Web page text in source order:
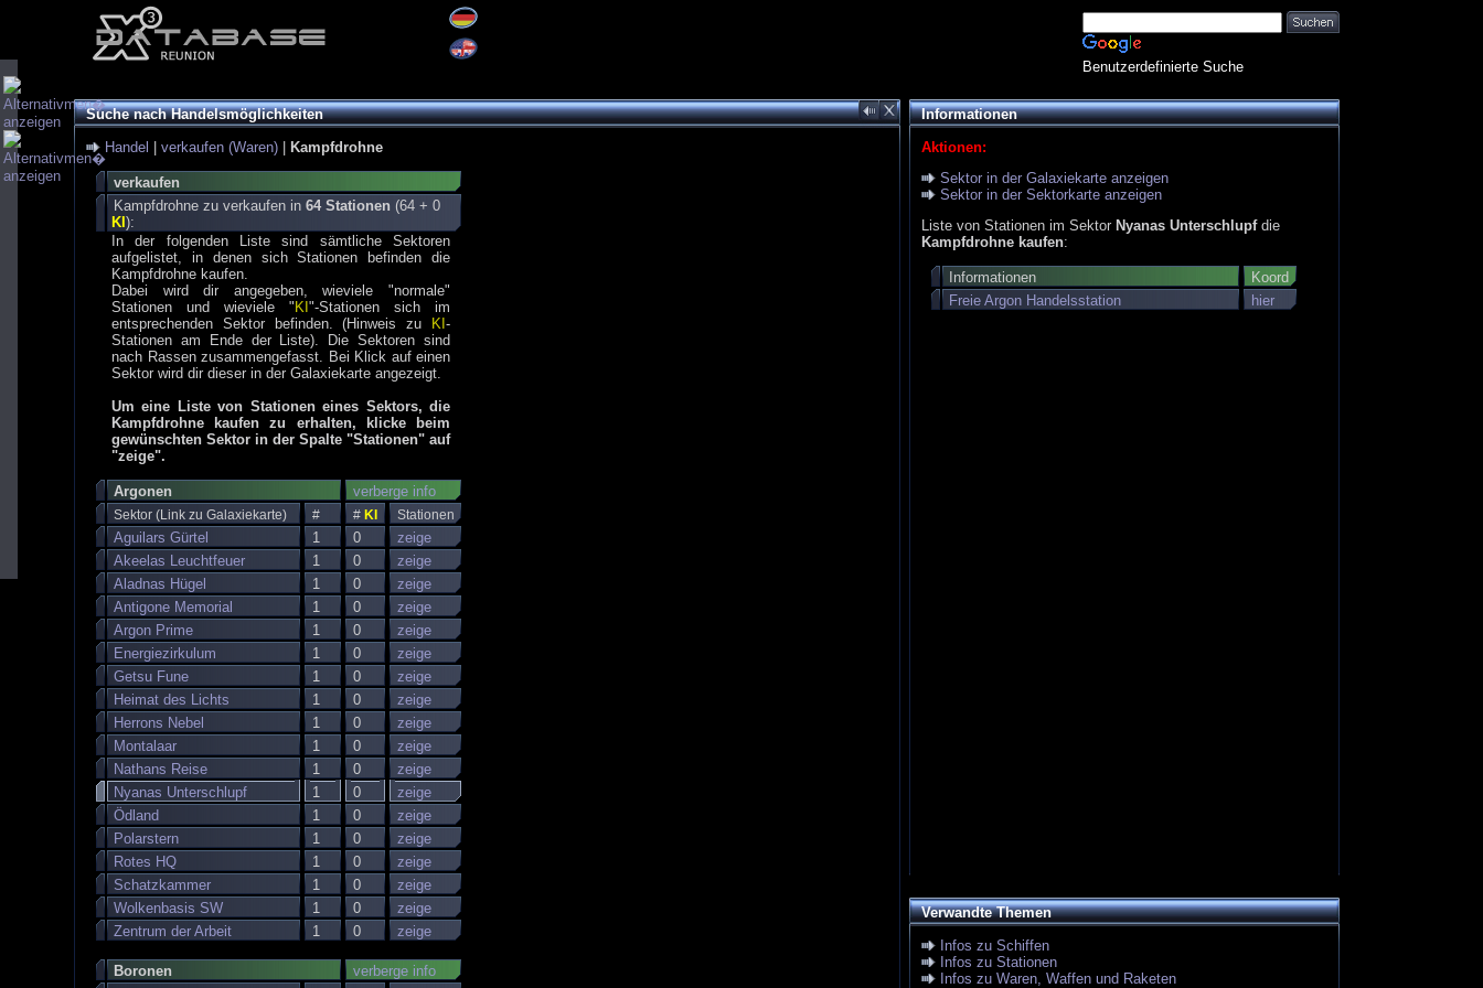
Benutzerdefinierte Suche
Suche nach Handelsmöglichkeiten
Handel
verkaufen (Waren) Kampfdrohne
verkaufen
Kampfdrohne zu verkaufen in 64 Stationen (64 + 0
KI ):
In der folgenden Liste sind sämtliche Sektoren
aufgelistet, in denen sich Stationen befinden die
Kampfdrohne kaufen.
Dabei wird dir angegeben, wieviele "normale"
Stationen und wieviele " KI "-Stationen sich im
entsprechenden Sektor befinden. (Hinweis zu
KI -
Stationen am Ende der Liste). Die Sektoren sind
nach Rassen zusammengefasst. Bei Klick auf einen
Sektor wird dir dieser in der Galaxiekarte angezeigt.
Um eine Liste von Stationen eines Sektors, die
Kampfdrohne kaufen zu erhalten, klicke beim
gewünschten Sektor in der Spalte "Stationen" auf
"zeige".
Argonen verberge info
Sektor (Link zu Galaxiekarte) # # KI Stationen
Aguilars Gürtel 1 0
zeige
Akeelas Leuchtfeuer
1 0
zeige
Aladnas Hügel
1 0
zeige
Antigone Memorial
1 0
zeige
Argon Prime
1 0
zeige
Energiezirkulum
1 0
zeige
Getsu Fune
1 0
zeige
Heimat des Lichts
1 0
zeige
Herrons Nebel
1 0
zeige
Montalaar
1 0
zeige
Nathans Reise
1 0
zeige
Nyanas Unterschlupf
1 0
zeige
Ödland
1 0
zeige
Polarstern
1 0
zeige
Rotes HQ
1 0
zeige
Schatzkammer
1 0
zeige
Wolkenbasis SW
1 0
zeige
Zentrum der Arbeit
1 0 zeige
Boronen verberge info
Informationen
Aktionen:
Sektor in der Galaxiekarte anzeigen
Sektor in der Sektorkarte anzeigen
Liste von Stationen im Sektor Nyanas Unterschlupfdie
Kampfdrohne kaufen:
Informationen
Koord
Freie Argon Handelsstation
hier
Verwandte Themen
Infos zu Schiffen
Infos zu Stationen
Infos zu Waren, Waffen und Raketen